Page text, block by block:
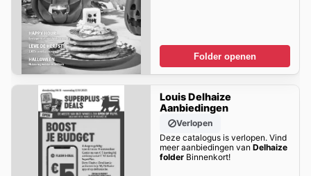
Folder openen
Louis Delhaize
Aanbiedingen
Verlopen
Deze catalogus is verlopen. Vind
meer aanbiedingen van Delhaize
folderBinnenkort!